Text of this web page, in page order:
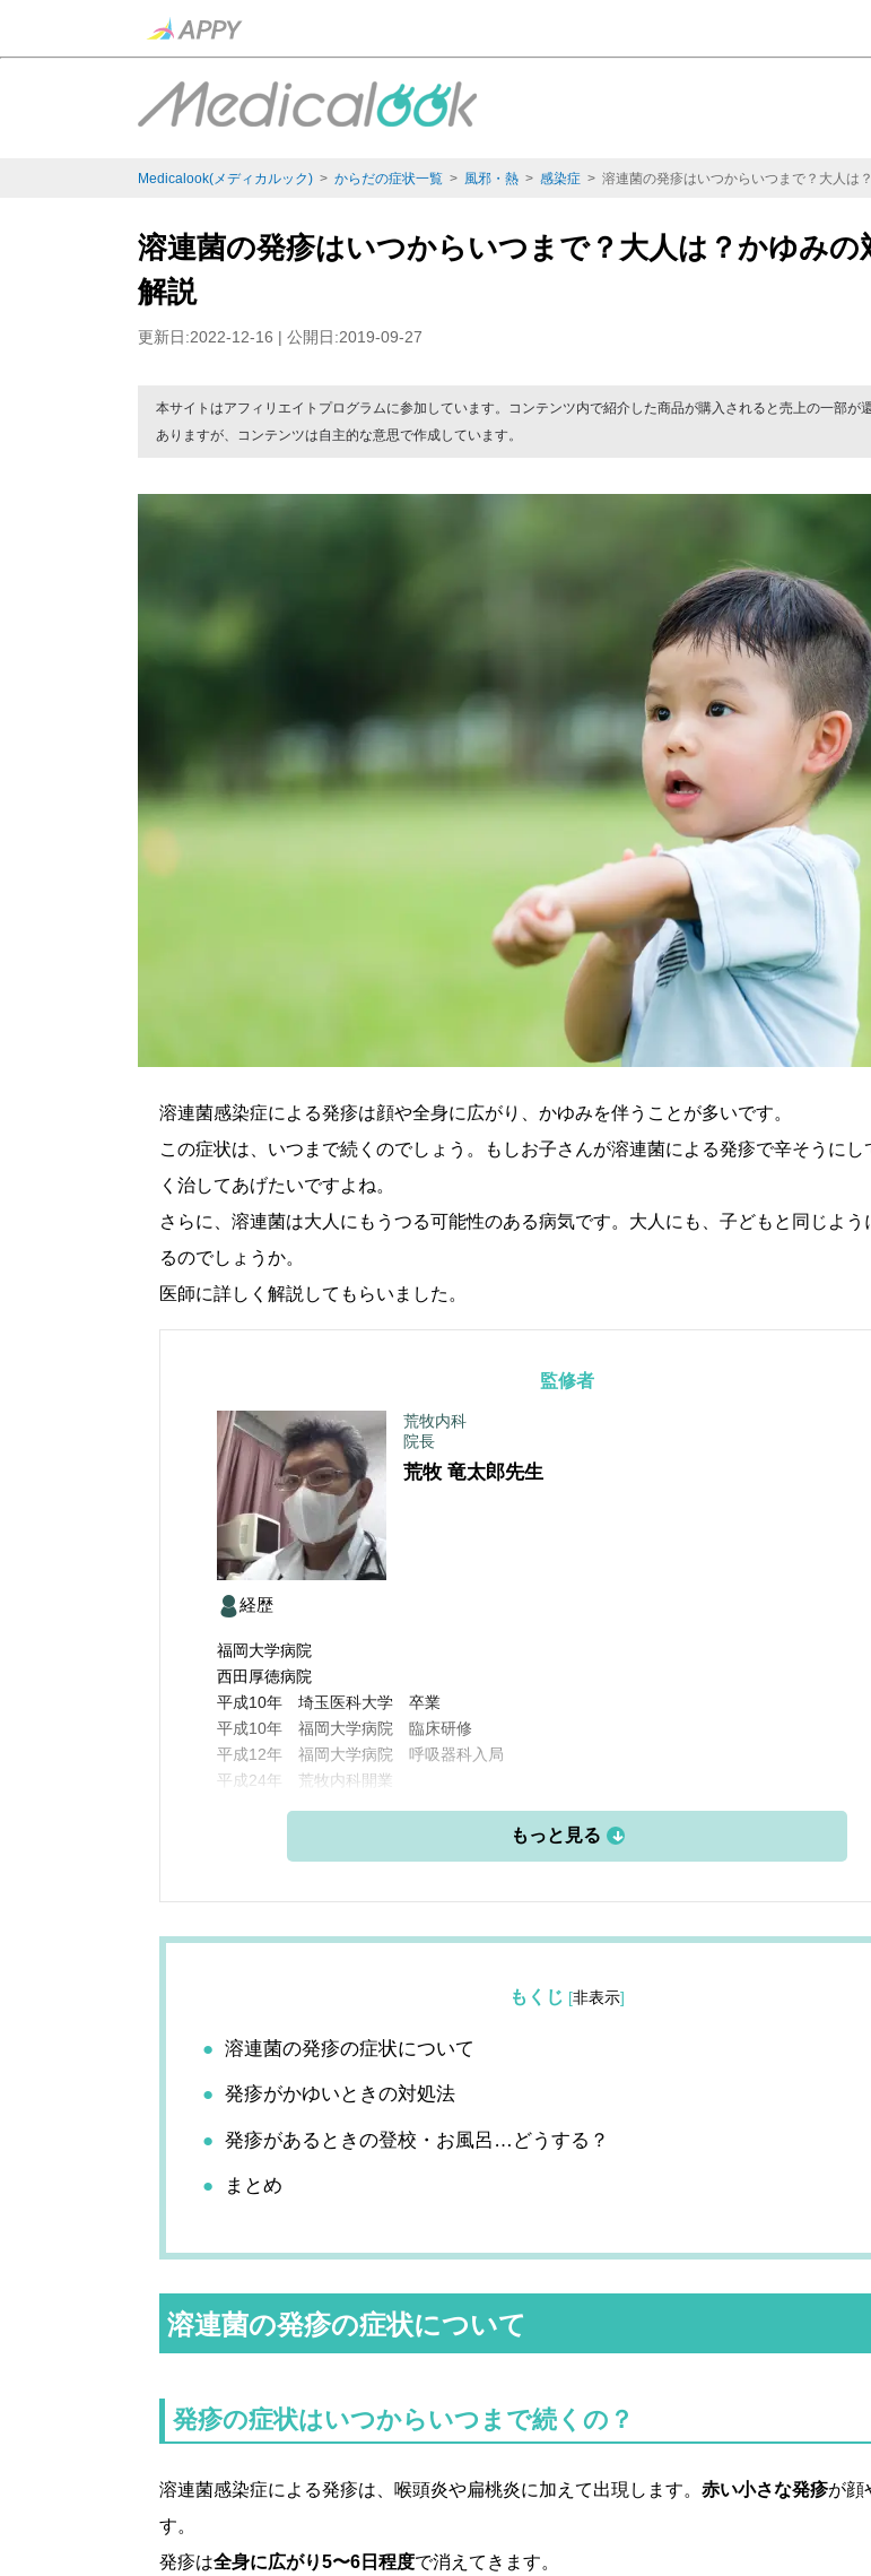
Medicalook(メディカルック) > からだの症状一覧 > 風邪・熱 > 感染症 > 溶連菌の発疹はいつからいつまで？大人は
溶連菌の発疹はいつからいつまで？大人は？かゆみの
解説
更新日:2022-12-16 | 公開日:2019-09-27
本サイトはアフィリエイトプログラムに参加しています。コンテンツ内で紹介した商品が購入されると売上の一部が
ありますが、コンテンツは自主的な意思で作成しています。
溶連菌感染症による発疹は顔や全身に広がり、かゆみを伴うことが多いです。
この症状は、いつまで続くのでしょう。もしお子さんが溶連菌による発疹で辛そうにし
く治してあげたいですよね。
さらに、溶連菌は大人にもうつる可能性のある病気です。大人にも、子どもと同じよう
るのでしょうか。
医師に詳しく解説してもらいました。
監修者
荒牧内科
院長
荒牧 竜太郎先生
経歴
福岡大学病院
西田厚徳病院
平成10年 埼玉医科大学 卒業
平成10年 福岡大学病院 臨床研修
平成12年 福岡大学病院 呼吸器科入局
平成24年 荒牧内科開業
もくじ [非表示]
溶連菌の発疹の症状について
発疹がかゆいときの対処法
発疹があるときの登校・お風呂…どうする？
まとめ
溶連菌の発疹の症状について
発疹の症状はいつからいつまで続くの？
溶連菌感染症による発疹は、喉頭炎や扁桃炎に加えて出現します。 赤い小さな発疹が顔
す。
発疹は全身に広がり5〜6日程度で消えてきます。